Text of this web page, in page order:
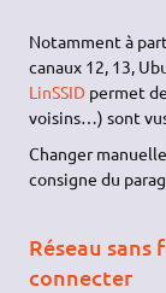
Notamment à
canaux 12, 13,
LinSSID permet
voisins…) sont
Changer
consigne du
Réseau sans
connecter